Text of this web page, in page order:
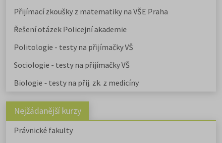
Přijímací zkoušky z matematiky na VŠE Praha
Řešení otázek Policejní akademie
Politologie - testy na přijímačky VŠ
Sociologie - testy na přijímačky VŠ
Biologie - testy na přij. zk. z medicíny
Nejžádanější kurzy
Právnické fakulty